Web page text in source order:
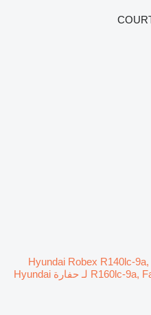
بكرة Hyundai Robex R140lc-9a,
R160lc-9a, Fan Pulley Zuac-00443 ZUAC-00443 لـ حفارة Hyundai